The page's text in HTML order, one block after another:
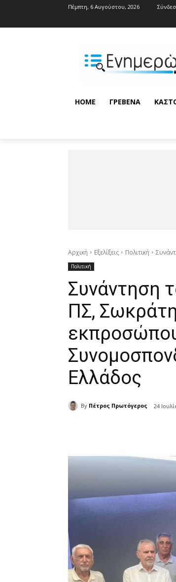
Πέμπτη, 6 Αυγούστου, 2026
HOME ΓΡΕΒΕΝΆ
Αρχική Εξελίξεις Πολιτική
Πολιτική
Συνάντηση
ΠΣ,
Ελλάδος
By Πέτρος Πρωτόγερος 24